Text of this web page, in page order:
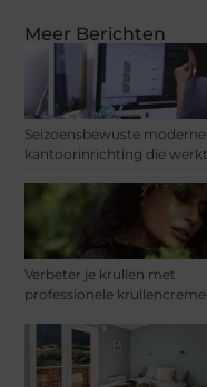
Meer Berichten
Seizoensbewuste moderne
kantoorinrichting die werkt
Verbeter je krullen met
professionele krullencreme